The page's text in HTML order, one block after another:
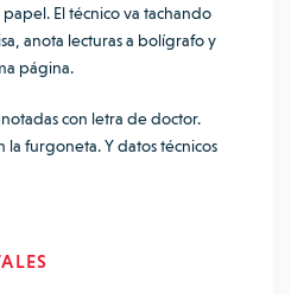
El técnico va tachando
anota lecturas a bolígrafo y
página.
con letra de doctor.
la furgoneta. Y datos técnicos